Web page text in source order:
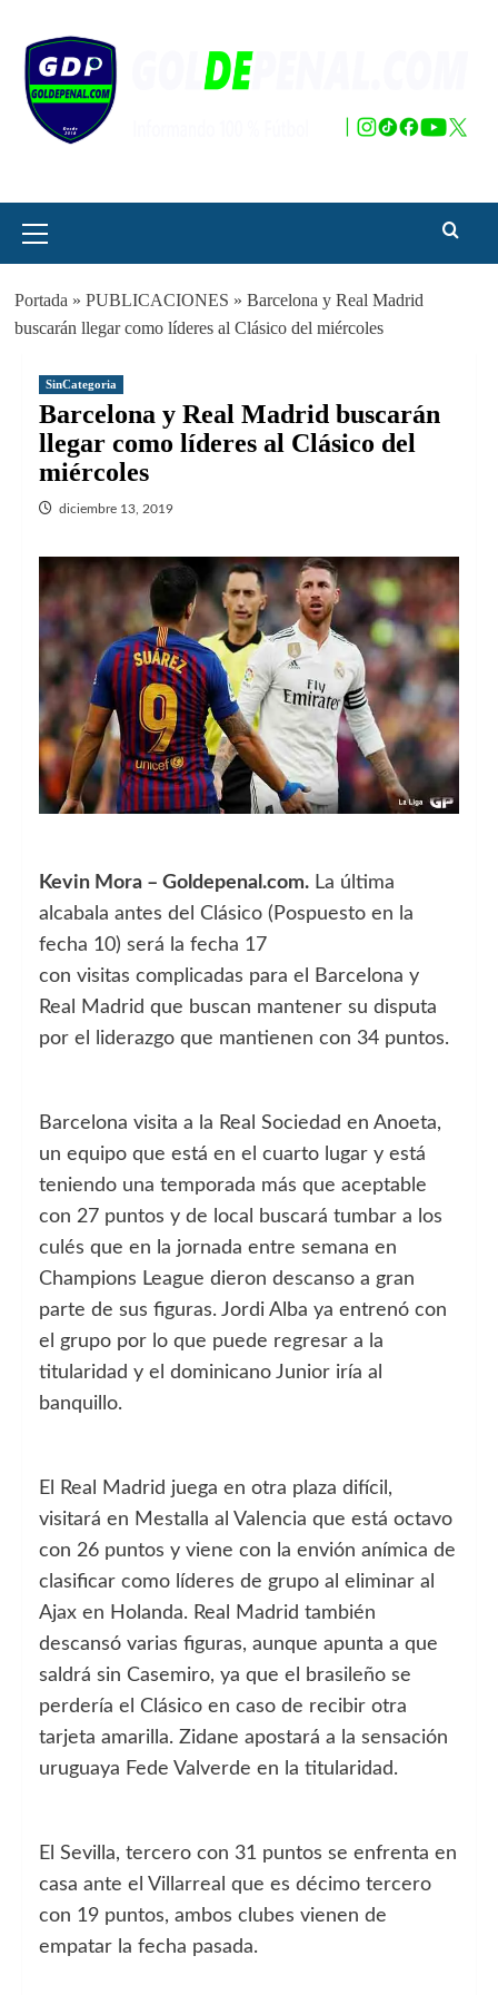
contenido
principal
Portada » PUBLICACIONES » Barcelona y Real Madrid
buscarán llegar como líderes al Clásico del miércoles
SinCategoria
Barcelona y Real Madrid buscarán
llegar como líderes al Clásico del
miércoles
diciembre 13, 2019
Kevin Mora – Goldepenal.com. La última
alcabala antes del Clásico (Pospuesto en la
fecha 10) será la fecha 17
con visitas complicadas para el Barcelona y
Real Madrid que buscan mantener su disputa
por el liderazgo que mantienen con 34 puntos.
Barcelona visita a la Real Sociedad en Anoeta,
un equipo que está en el cuarto lugar y está
teniendo una temporada más que aceptable
con 27 puntos y de local buscará tumbar a los
culés que en la jornada entre semana en
Champions League dieron descanso a gran
parte de sus figuras. Jordi Alba ya entrenó con
el grupo por lo que puede regresar a la
titularidad y el dominicano Junior iría al
banquillo.
El Real Madrid juega en otra plaza difícil,
visitará en Mestalla al Valencia que está octavo
con 26 puntos y viene con la envión anímica de
clasificar como líderes de grupo al eliminar al
Ajax en Holanda. Real Madrid también
descansó varias figuras, aunque apunta a que
saldrá sin Casemiro, ya que el brasileño se
perdería el Clásico en caso de recibir otra
tarjeta amarilla. Zidane apostará a la sensación
uruguaya Fede Valverde en la titularidad.
El Sevilla, tercero con 31 puntos se enfrenta en
casa ante el Villarreal que es décimo tercero
con 19 puntos, ambos clubes vienen de
empatar la fecha pasada.